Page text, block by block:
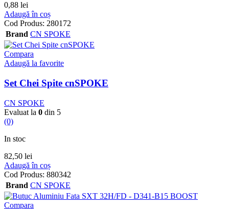
0,88 lei
Adaugă în coș
Cod Produs: 280172
Brand CN SPOKE
Compara
Adaugă la favorite
Set Chei Spite cnSPOKE
CN SPOKE
Evaluat la 0 din 5
(0)
In stoc
82,50 lei
Adaugă în coș
Cod Produs: 880342
Brand CN SPOKE
Compara